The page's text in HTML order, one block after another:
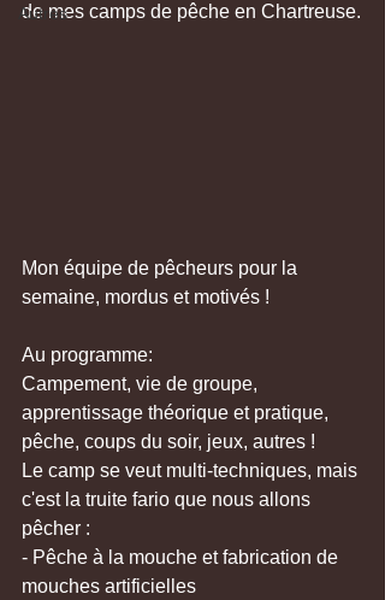
Autres
de mes camps de pêche en Chartreuse.
Mon équipe de pêcheurs pour la
semaine, mordus et motivés !
Au programme:
Campement, vie de groupe,
apprentissage théorique et pratique,
pêche, coups du soir, jeux, autres !
Le camp se veut multi-techniques, mais
c'est la truite fario que nous allons
pêcher :
- Pêche à la mouche et fabrication de
mouches artificielles